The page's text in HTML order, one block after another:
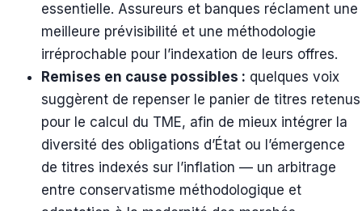
essentielle. Assureurs et banques réclament une
meilleure prévisibilité et une méthodologie
irréprochable pour l’indexation de leurs offres.
Remises en cause possibles : quelques voix
suggèrent de repenser le panier de titres retenus
pour le calcul du TME, afin de mieux intégrer la
diversité des obligations d’État ou l’émergence
de titres indexés sur l’inflation — un arbitrage
entre conservatisme méthodologique et